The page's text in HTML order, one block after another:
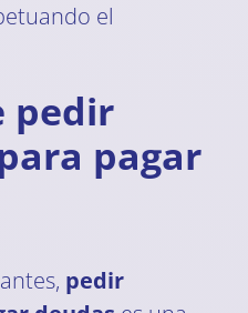
el
pedir
pagar
pedir